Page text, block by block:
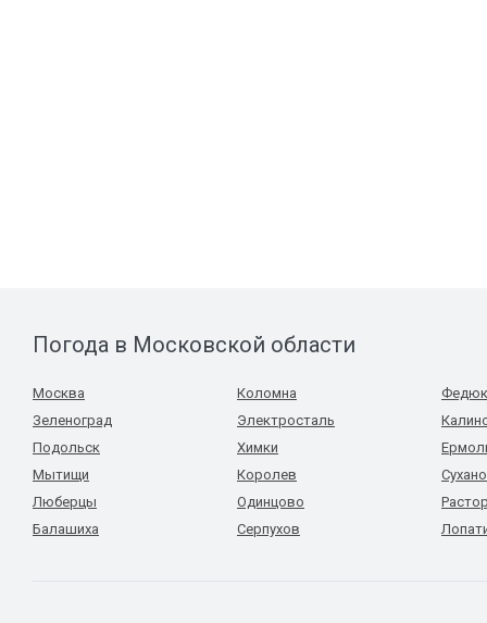
Погода в Московской области
Москва
Зеленоград
Подольск
Мытищи
Люберцы
Балашиха
Коломна
Электросталь
Химки
Королев
Одинцово
Серпухов